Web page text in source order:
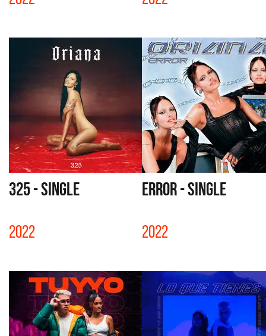
325 - SINGLE
2022
ERROR - SINGLE
2022